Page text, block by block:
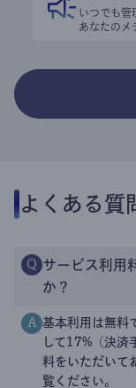
いつでも管
あなたのメ
よくある質
Q サービス利用
か？
A 基本利用は無料
して17%（決
料をいただいて
覧ください。